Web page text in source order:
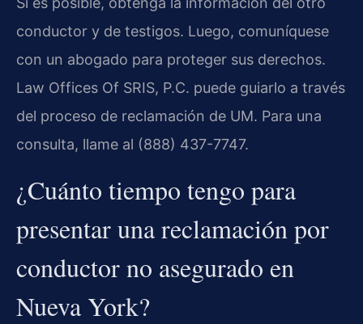
conductor y de testigos. Luego, comuníquese
con un abogado para proteger sus derechos.
Law Offices Of SRIS, P.C. puede guiarlo a través
del proceso de reclamación de UM. Para una
consulta, llame al (888) 437-7747.
¿Cuánto tiempo tengo para
presentar una reclamación por
conductor no asegurado en
Nueva York?